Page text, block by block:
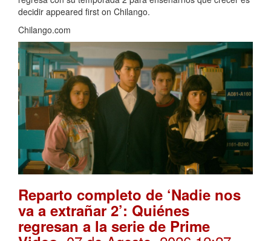
decidir appeared first on Chilango.
Chilango.com
Reparto completo de ‘Nadie nos
va a extrañar 2’: Quiénes
regresan a la serie de Prime